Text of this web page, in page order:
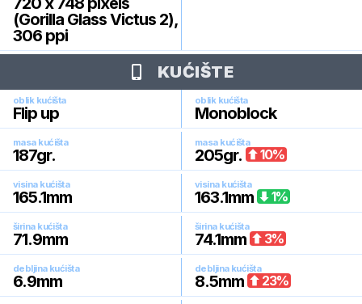
(Gorilla Glass Victus 2),
306 ppi
KUĆIŠTE
oblik kućišta
Flip up
oblik kućišta
Monoblock
masa kućišta
187gr.
masa kućišta
205gr. 10%
visina kućišta
165.1mm
visina kućišta
163.1mm 1%
širina kućišta
71.9mm
širina kućišta
74.1mm 3%
debljina kućišta
6.9mm
debljina kućišta
8.5mm 23%